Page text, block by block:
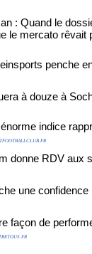
: Quand le
le mercato rêvait
penche
à douze à
indice
donne RDV aux
une confidence
façon de